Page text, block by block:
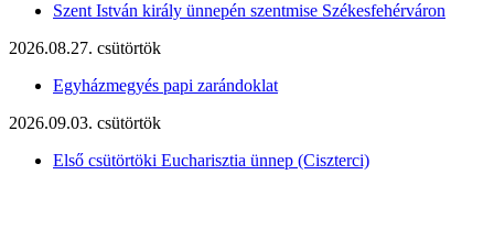
Szent István király ünnepén szentmise Székesfehérváron
2026.08.27. csütörtök
Egyházmegyés papi zarándoklat
2026.09.03. csütörtök
Első csütörtöki Eucharisztia ünnep (Ciszterci)